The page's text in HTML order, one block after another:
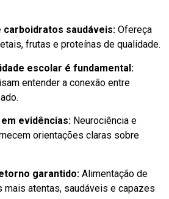
carboidratos saudáveis: Ofereça
frutas e proteínas de qualidade.
escolar é fundamental:
entender a conexão entre
evidências: Neurociência e
orientações claras sobre
garantido: Alimentação de
mais atentas, saudáveis e capazes